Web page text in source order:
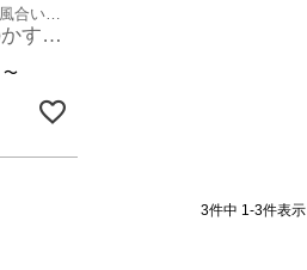
ビンテージ風のかすれを再現したアブストラクトデザインのおしゃれなラグマット Lumiera 洗濯機で丸洗いOK 薄手で簡単お掃除＆軽くて畳めてラクラク収納 床暖ホットカーペット対応のオールシーズンOK [84412]
〜
3件中 1 -3件表示